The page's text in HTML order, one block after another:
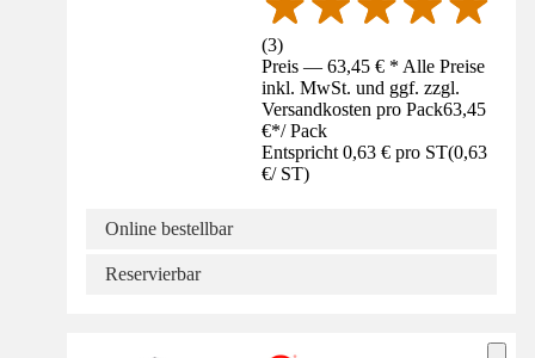
(3)
Preis — 63,45 € * Alle Preise
inkl. MwSt. und ggf. zzgl.
Versandkosten pro Pack63,45
€*/ Pack
Entspricht 0,63 € pro ST(0,63
€/ ST)
Online bestellbar
Reservierbar